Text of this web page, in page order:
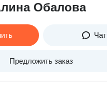
Обалова
Чат
Предложить заказ